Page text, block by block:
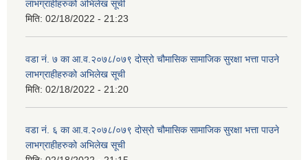
लाभग्राहीहरुको अभिलेख सूची
मिति: 02/18/2022 - 21:23
वडा नं. ७ का आ.व.२०७८/०७९ दोस्रो चौमासिक सामाजिक सुरक्षा भत्ता पाउने
लाभग्राहीहरुको अभिलेख सूची
मिति: 02/18/2022 - 21:20
वडा नं. ६ का आ.व.२०७८/०७९ दोस्रो चौमासिक सामाजिक सुरक्षा भत्ता पाउने
लाभग्राहीहरुको अभिलेख सूची